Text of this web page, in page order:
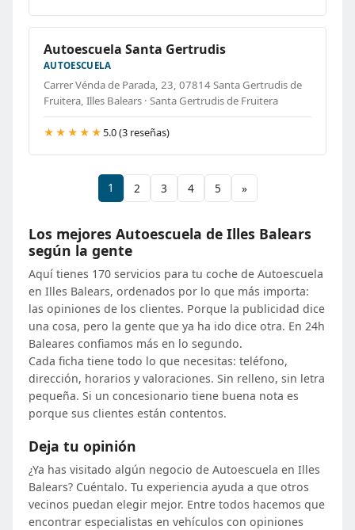
Autoescuela Santa Gertrudis
AUTOESCUELA
Carrer Vénda de Parada, 23, 07814 Santa Gertrudis de
Fruitera, Illes Balears · Santa Gertrudis de Fruitera
★★★★★ 5.0 (3 reseñas)
1 2 3 4 5 »
Los mejores Autoescuela de Illes Balears
según la gente
Aquí tienes 170 servicios para tu coche de Autoescuela
en Illes Balears, ordenados por lo que más importa:
las opiniones de los clientes. Porque la publicidad dice
una cosa, pero la gente que ya ha ido dice otra. En 24h
Baleares confiamos más en lo segundo.
Cada ficha tiene todo lo que necesitas: teléfono,
dirección, horarios y valoraciones. Sin relleno, sin letra
pequeña. Si un concesionario tiene buena nota es
porque sus clientes están contentos.
Deja tu opinión
¿Ya has visitado algún negocio de Autoescuela en Illes
Balears? Cuéntalo. Tu experiencia ayuda a que otros
vecinos puedan elegir mejor. Entre todos hacemos que
encontrar especialistas en vehículos con opiniones